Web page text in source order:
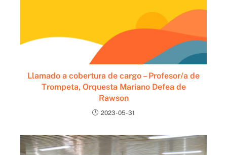
Llamado a cobertura de cargo – Profesor/a de
Trompeta, Orquesta Mariano Defea de
Rawson
2023-05-31